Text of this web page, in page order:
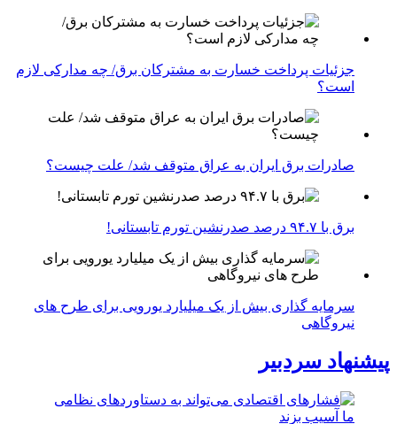
جزئیات پرداخت خسارت به مشترکان برق/ چه مدارکی لازم
است؟
صادرات برق ایران به عراق متوقف شد/ علت چیست؟
برق با ۹۴.۷ درصد صدرنشین تورم تابستانی!
سرمایه گذاری بیش از یک میلیارد یورویی برای طرح های
نیروگاهی
پیشنهاد سردبیر